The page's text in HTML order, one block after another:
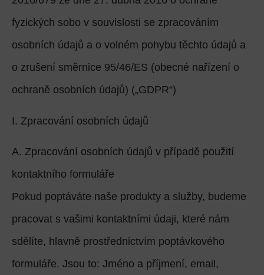
fyzických sobo v souvislosti se zpracováním
osobních údajů a o volném pohybu těchto údajů a
o zrušení směrnice 95/46/ES (obecné nařízení o
ochraně osobních údajů) („GDPR“)
I. Zpracování osobních údajů
A. Zpracování osobních údajů v případě použití
kontaktního formuláře
Pokud poptáváte naše produkty a služby, budeme
pracovat s vašimi kontaktními údaji, které nám
sdělíte, hlavně prostřednictvím poptávkového
formuláře. Jsou to: Jméno a příjmení, email,